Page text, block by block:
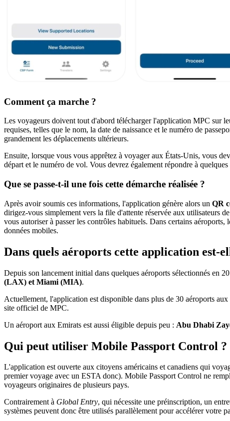
Comment ça marche ?
Les voyageurs doivent tout d'abord télécharger l'application MPC sur
requises, telles que le nom, la date de naissance et le numéro de
grandement les déplacements ultérieurs.
Ensuite, lorsque vous vous apprêtez à voyager aux États-Unis, vous
départ et le numéro de vol. Vous devrez également répondre à
Que se passe-t-il une fois cette démarche réalisée ?
Après avoir soumis ces informations, l'application génère alors un QR
dirigez-vous simplement vers la file d'attente réservée aux utilisateurs
vous autoriser à passer les contrôles habituels. Dans certains
données mobiles.
Dans quels aéroports cette application est-
Depuis son lancement initial dans quelques aéroports sélectionnés en
(LAX) et Miami (MIA).
Actuellement, l'application est disponible dans plus de 30 aéroports
site officiel de MPC.
Un aéroport aux Emirats est aussi éligible depuis peu : Abu Dhabi
Qui peut utiliser Mobile Passport Control ?
L'application est ouverte aux citoyens américains et canadiens qui
premier voyage avec un ESTA donc). Mobile Passport Control ne
voyageurs originaires de plusieurs pays.
Contrairement à Global Entry, qui nécessite une préinscription, un
systèmes peuvent donc être utilisés parallèlement pour accélérer votre